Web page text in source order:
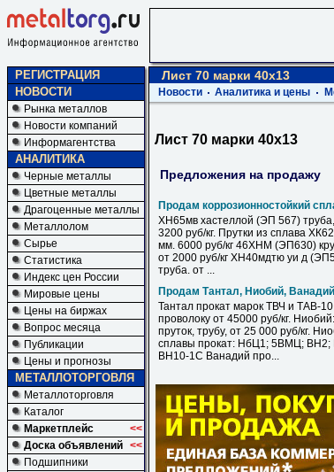
РЕГИСТРАЦИЯ
НОВОСТИ
Рынка металлов
Новости компаний
Информагентства
АНАЛИТИКА
Черные металлы
Цветные металлы
Драгоценные металлы
Металлолом
Сырье
Статистика
Индекс цен России
Мировые цены
Цены на биржах
Вопрос месяца
Публикации
Цены и прогнозы
МЕТАЛЛОТОРГОВЛЯ
Металлоторговля
Каталог
Маркетплейс
<<
Доска объявлений <<
Подшипники
Лист 70 марки 40х13
Новости Аналитика и цены
Лист 70 марки 40х13
Предложения на продажу
Продам коррозионностойкий
ХН65мв хастеллой (ЭП 567) труба,
3200 руб/кг. Прутки из сплава
мм. 6000 руб/кг 46ХНМ (ЭП630)
от 2000 руб/кг ХН40мдтю уи д
труба. от ...
Продам Тантал, Ниобий, Ванадий
Тантал прокат марок ТВЧ и ТАВ-10
проволоку от 45000 руб/кг.
пруток, трубу, от 25 000 руб/кг.
сплавы прокат: НбЦ1; 5ВМЦ;
ВН10-1С Ванадий про...